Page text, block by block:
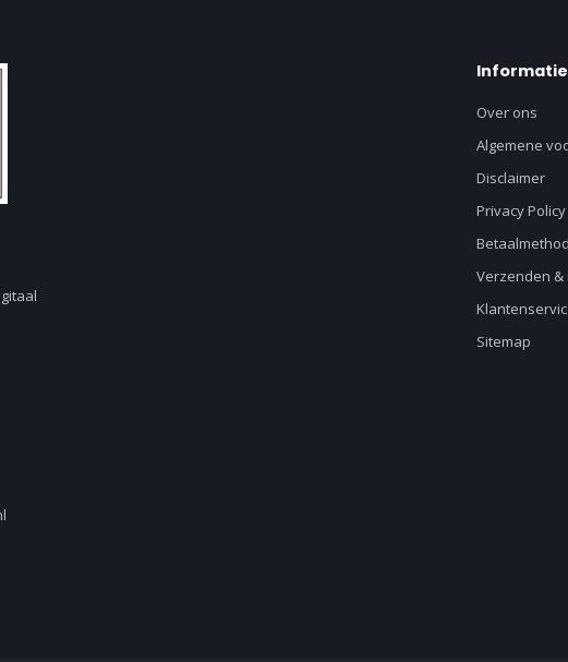
Informatie
Over ons
Algemene
Disclaimer
Privacy Policy
Verzenden
Sitemap